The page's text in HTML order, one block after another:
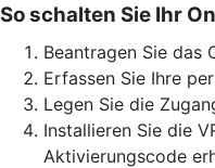
So schalten Sie Ihr
Beantragen Sie das
Erfassen Sie Ihre
Legen Sie die
Installieren Sie die
Aktivierungscode